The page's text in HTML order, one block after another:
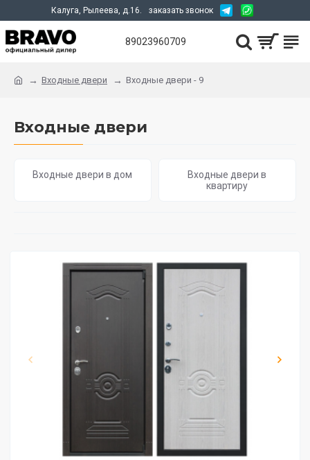
Калуга, Рылеева, д.16. заказать звонок
89023960709
Входные двери Входные двери - 9
Входные двери
Входные двери в дом
Входные двери в
квартиру